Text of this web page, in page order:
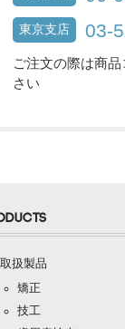
東京支店 03-
ご注文の際は商
さい
取扱製品
矯正
技工